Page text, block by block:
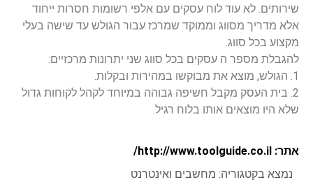
שירותים. לא עוד לוח עסקים עם אלפי רשומות חסרות ייחוד
אלא מדריך מסווג וממוקד שמרכז עבור הגולש עד שישה בעלי
מקצוע בכל סווג.
להגבלת מספר ה עסקים בכל סווג שני יתרונות מרכזיים:
1. הגולש, מוצא את מבוקשו במהירות ובקלות.
2. בית העסק מקבל חשיפה גבוהה במיוחד לקהל לקוחות גדול
שלא היו מוצאים אותו בלוח רגיל.
אתר: http://www.toolguide.co.il/
נמצא בקטגוריה: מחשבים ואינטרנט